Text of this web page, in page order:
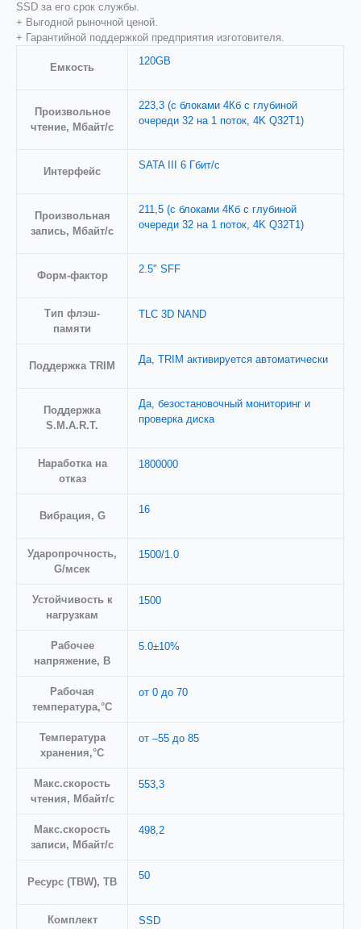
SSD за его срок службы.
+ Выгодной рыночной ценой.
+ Гарантийной поддержкой предприятия изготовителя.
Емкость
120GB
Произвольное
чтение, Мбайт/с
223,3 (с блоками 4Кб с глубиной
очереди 32 на 1 поток, 4K Q32T1)
Интерфейс
SATA III 6 Гбит/c
Произвольная
запись, Мбайт/с
211,5 (с блоками 4Кб с глубиной
очереди 32 на 1 поток, 4K Q32T1)
Форм-фактор
2.5" SFF
Тип флэш-
памяти
TLC 3D NAND
Поддержка TRIM
Да, TRIM активируется автоматически
Поддержка
S.M.A.R.T.
Да, безостановочный мониторинг и
проверка диска
Наработка на
отказ
1800000
Вибрация, G
16
Ударопрочность,
G/мсек
1500/1.0
Устойчивость к
нагрузкам
1500
Рабочее
напряжение, В
5.0±10%
Рабочая
температура,°С
от 0 до 70
Температура
хранения,°С
от –55 до 85
Макс.скорость
чтения, Мбайт/с
553,3
Макс.скорость
записи, Мбайт/с
498,2
Ресурс (TBW), TB
50
Комплект SSD